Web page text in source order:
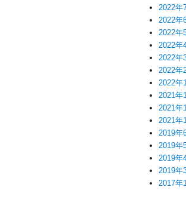
2022年
2022年
2022年
2022年
2022年
2022年
2022年
2021年
2021年
2021年
2019年
2019年
2019年
2019年
2017年